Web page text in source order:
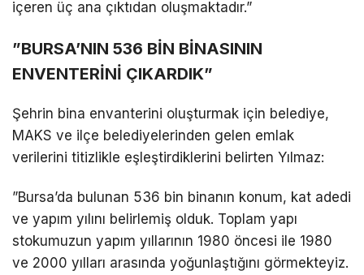
içeren üç ana çıktıdan oluşmaktadır.”
​”BURSA’NIN 536 BİN BİNASININ
ENVENTERİNİ ÇIKARDIK”
​Şehrin bina envanterini oluşturmak için belediye,
MAKS ve ilçe belediyelerinden gelen emlak
verilerini titizlikle eşleştirdiklerini belirten Yılmaz:
​”Bursa’da bulunan 536 bin binanın konum, kat adedi
ve yapım yılını belirlemiş olduk. Toplam yapı
stokumuzun yapım yıllarının 1980 öncesi ile 1980
ve 2000 yılları arasında yoğunlaştığını görmekteyiz.